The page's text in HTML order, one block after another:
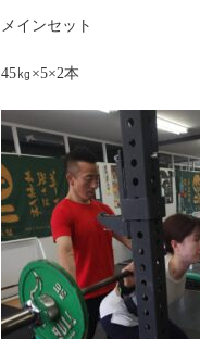
メインセット
45㎏×5×2本